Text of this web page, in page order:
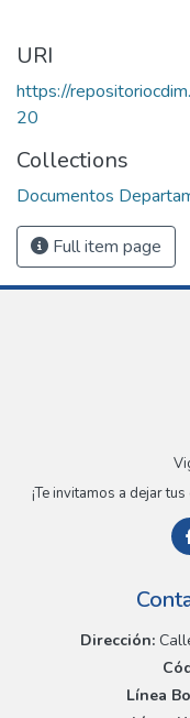
URI
https://
20
Collections
Documentos
Full item page
¡Te invitamos a dejar
Dirección:
Línea